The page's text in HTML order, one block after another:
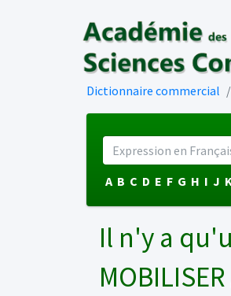
Dictionnaire commercial
A B C D E F G H I J
Il n'y a
MOBILISER